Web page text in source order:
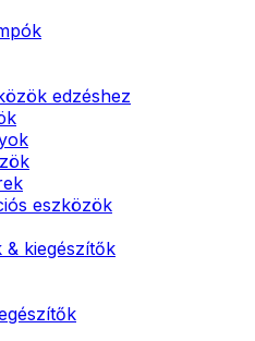
edzéshez
eszközök
& kiegészítők